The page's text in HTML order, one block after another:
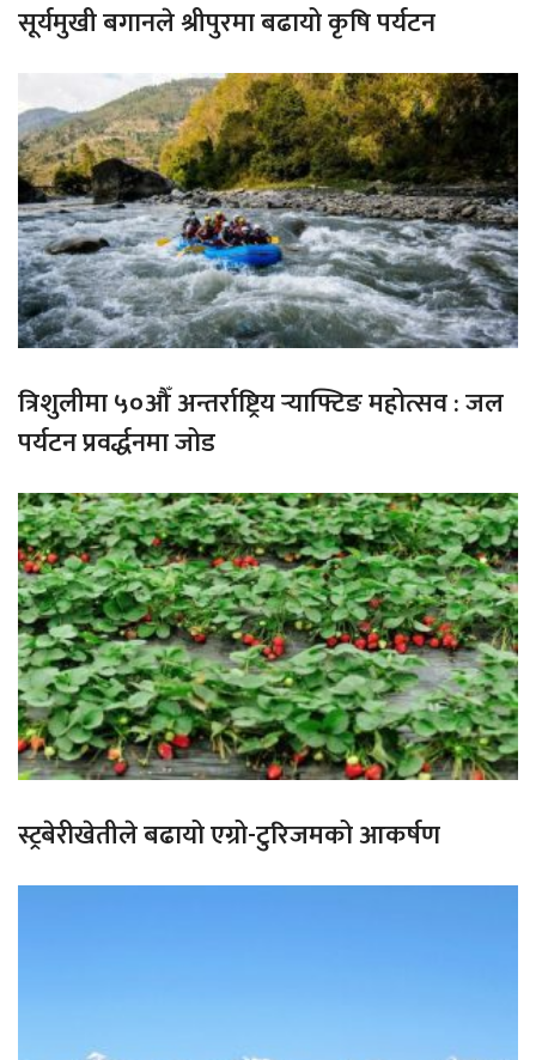
सूर्यमुखी बगानले श्रीपुरमा बढायो कृषि पर्यटन
त्रिशुलीमा ५०औँ अन्तर्राष्ट्रिय र्‍याफ्टिङ महोत्सव : जल
पर्यटन प्रवर्द्धनमा जोड
स्ट्रबेरीखेतीले बढायो एग्रो-टुरिजमको आकर्षण